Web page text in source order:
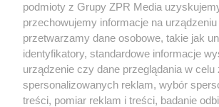
podmioty z Grupy ZPR Media
przechowujemy informacje na urządzeniu
przetwarzamy dane osobowe, takie jak
identyfikatory, standardowe informacje
urządzenie czy dane przeglądania w celu
spersonalizowanych reklam, wybór
treści, pomiar reklam i treści, badanie